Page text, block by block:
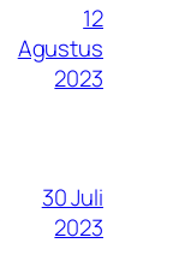
12
Agustus
2023
30 Juli
2023